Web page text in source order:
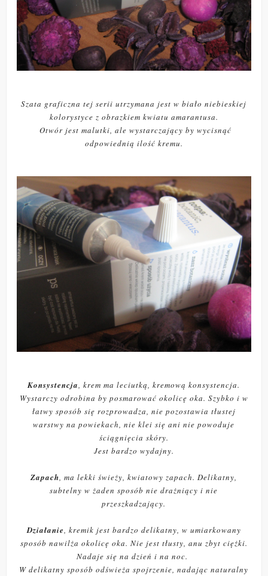
Szata graficzna tej serii utrzymana jest w biało niebieskiej
kolorystyce z obrazkiem kwiatu amarantusa.
Otwór jest malutki, ale wystarczający by wycisnąć
odpowiednią ilość kremu.
Konsystencja, krem ma leciutką, kremową konsystencja.
Wystarczy odrobina by posmarować okolicę oka. Szybko i w
łatwy sposób się rozprowadza, nie pozostawia tłustej
warstwy na powiekach, nie klei się ani nie powoduje
ściągnięcia skóry.
Jest bardzo wydajny.
Zapach, ma lekki świeży, kwiatowy zapach. Delikatny,
subtelny w żaden sposób nie drażniący i nie
przeszkadzający.
Działanie, kremik jest bardzo delikatny, w umiarkowany
sposób nawilża okolicę oka. Nie jest tłusty, anu zbyt ciężki.
Nadaje się na dzień i na noc.
W delikatny sposób odświeża spojrzenie, nadając naturalny